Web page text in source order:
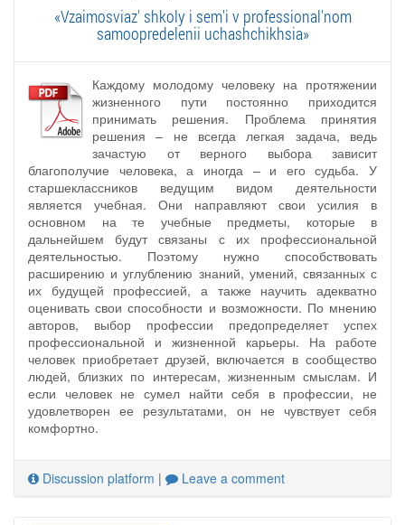
«Vzaimosviaz' shkoly i sem'i v professional'nom
samoopredelenii uchashchikhsia»
Каждому молодому человеку на протяжении
жизненного пути постоянно приходится
принимать решения. Проблема принятия
решения – не всегда легкая задача, ведь
зачастую от верного выбора зависит
благополучие человека, а иногда – и его судьба. У
старшеклассников ведущим видом деятельности
является учебная. Они направляют свои усилия в
основном на те учебные предметы, которые в
дальнейшем будут связаны с их профессиональной
деятельностью. Поэтому нужно способствовать
расширению и углублению знаний, умений, связанных с
их будущей профессией, а также научить адекватно
оценивать свои способности и возможности. По мнению
авторов, выбор профессии предопределяет успех
профессиональной и жизненной карьеры. На работе
человек приобретает друзей, включается в сообщество
людей, близких по интересам, жизненным смыслам. И
если человек не сумел найти себя в профессии, не
удовлетворен ее результатами, он не чувствует себя
комфортно.
Discussion platform | Leave a comment